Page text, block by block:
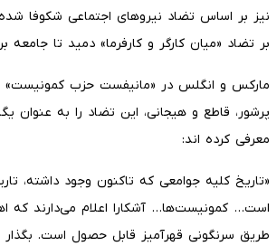
نیز بر اساس تضاد نیروهای اجتماعی شکوفا شده
بر تضاد «میان کارگر و کارفرما» دمید تا جامعه
پرشور، قاطع و هیجانی، این تضاد را به عنوان
معرفی کرده اند:
«تاریخ کلیه جوامعی که تاکنون وجود داشته،
است… کمونیست‌ها… آشکارا اعلام می‌دارند که
طریق سرنگونی قهرآمیز قابل حصول است. بگذار